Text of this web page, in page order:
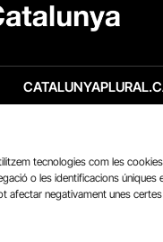
tecnologies com les
o les identificacions úniques
afectar negativament unes